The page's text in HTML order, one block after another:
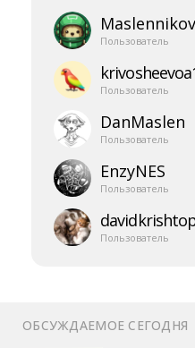
Maslennikov
Пользователь
Пользователь
DanMaslen
Пользователь
EnzyNES
Пользователь
Пользователь
ОБСУЖДАЕМОЕ СЕГОДНЯ